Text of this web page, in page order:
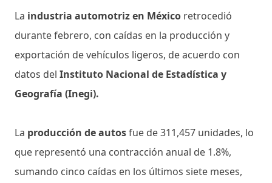
La industria automotriz en México retrocedió
durante febrero, con caídas en la producción y
exportación de vehículos ligeros, de acuerdo con
datos del Instituto Nacional de Estadística y
Geografía (Inegi).
La producción de autosfue de 311,457 unidades, lo
que representó una contracción anual de 1.8%,
sumando cinco caídas en los últimos siete meses,